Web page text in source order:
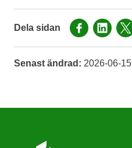
Dela sidan
Senast ändrad: 2026-06-15